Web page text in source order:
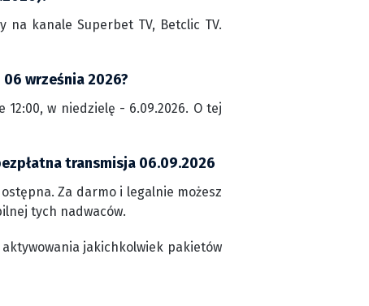
kanale Superbet TV, Betclic TV.
września 2026?
w niedzielę - 6.09.2026. O tej
transmisja 06.09.2026
Za darmo i legalnie możesz
tych nadwaców.
jakichkolwiek pakietów